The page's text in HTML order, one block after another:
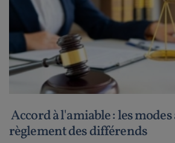
Accord à l'amiable : les
règlement des différends